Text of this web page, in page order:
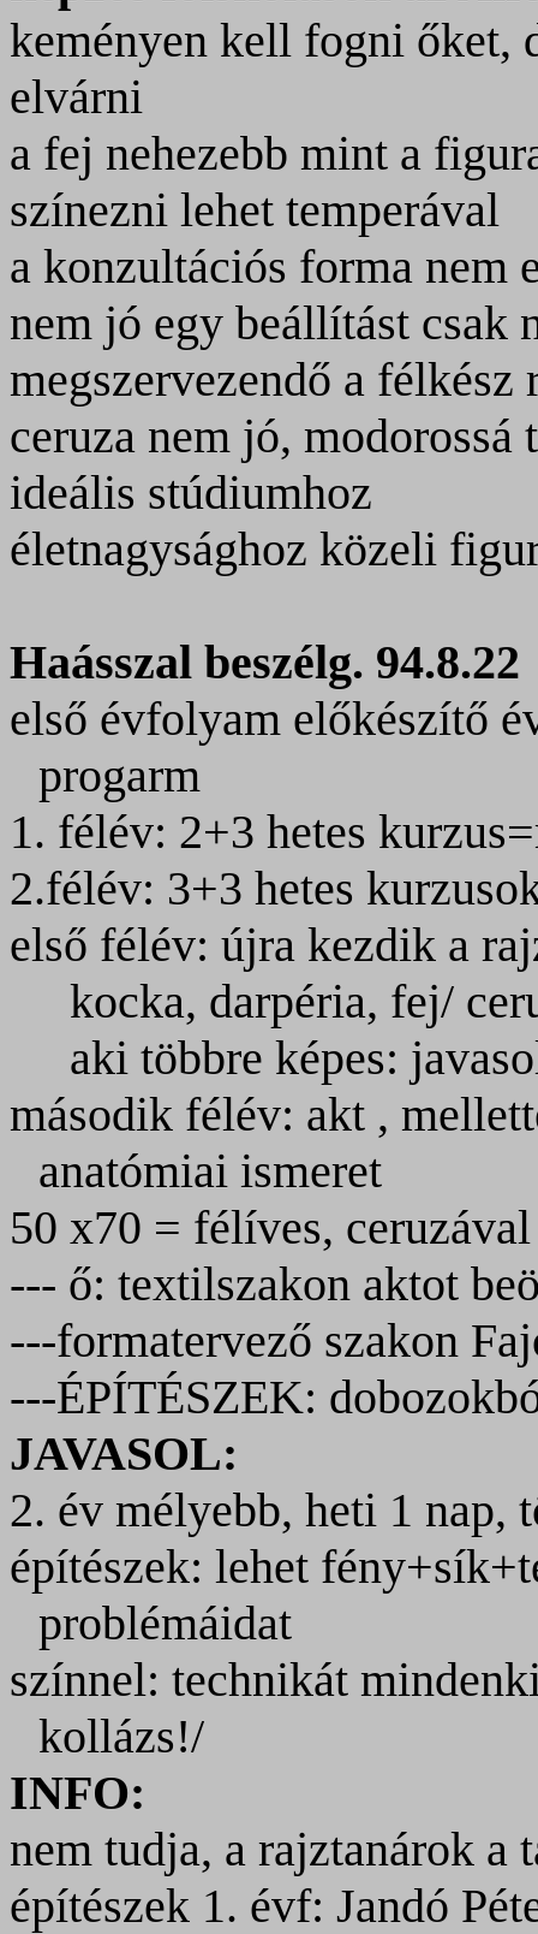
keményen kell fogni őket,
elvárni
a fej nehezebb mint a
színezni lehet temperával
a konzultációs forma nem
nem jó egy beállítást csak
megszervezendő a
ceruza nem jó, modorossá
ideális stúdiumhoz
életnagysághoz közeli
Haásszal beszélg. 94.8.22
első évfolyam előkészítő
progarm
1. félév: 2+3 hetes
2.félév: 3+3 hetes
első félév: újra kezdik a
kocka, darpéria, fej/
aki többre képes:
második félév: akt ,
anatómiai ismeret
50 x70 = félíves, ceruzával
--- ő: textilszakon aktot
---formatervező szakon
---ÉPÍTÉSZEK:
JAVASOL:
2. év mélyebb, heti 1 nap,
építészek: lehet
problémáidat
színnel: technikát
kollázs!/
INFO:
nem tudja, a rajztanárok a
építészek 1. évf: Jandó